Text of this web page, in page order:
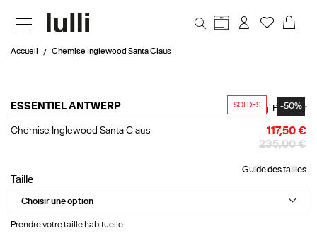
Accueil Chemise Inglewood Santa Claus
SOLDES -50%
ESSENTIEL ANTWERP
Chemise
Partager
Chemise Inglewood Santa Claus
235,00 €
117,50 €
Guide des tailles
Taille
Prendre votre taille habituelle.